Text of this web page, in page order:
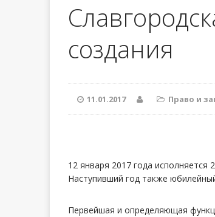
создания
11.01.2017 Право и
12 января 2017 года
Наступивший год также
Первейшая и определяющая